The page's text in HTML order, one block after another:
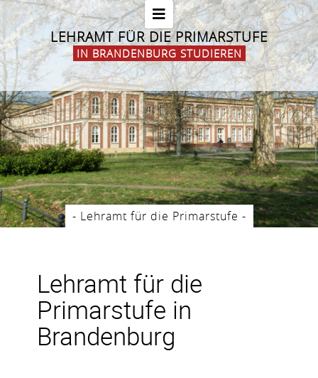
LEHRAMT FÜR DIE PRIMARSTUFE
IN BRANDENBURG STUDIEREN
- Lehramt für die Primarstufe -
Lehramt für die
Primarstufe in
Brandenburg